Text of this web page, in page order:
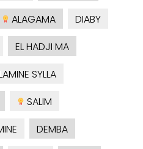
ALAGAMA
DIABY
EL HADJI MA
SYLLA
SALIM
DEMBA